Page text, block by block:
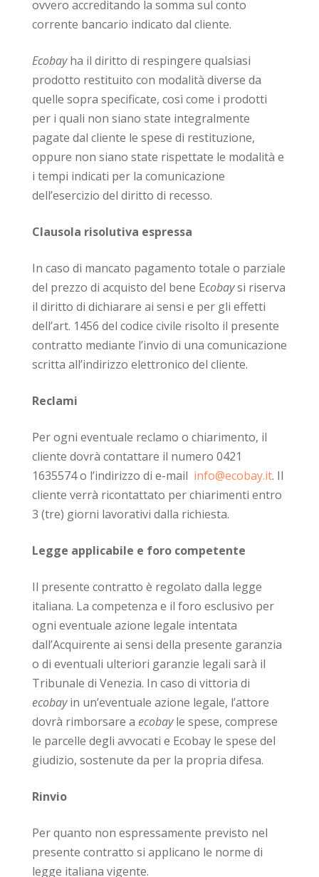
ovvero accreditando la somma sul conto
corrente bancario indicato dal cliente.
Ecobayha il diritto di respingere qualsiasi
prodotto restituito con modalità diverse da
quelle sopra specificate, così come i prodotti
per i quali non siano state integralmente
pagate dal cliente le spese di restituzione,
oppure non siano state rispettate le modalità e
i tempi indicati per la comunicazione
dell’esercizio del diritto di recesso.
Clausola risolutiva espressa
In caso di mancato pagamento totale o parziale
del prezzo di acquisto del bene Ecobaysi riserva
il diritto di dichiarare ai sensi e per gli effetti
dell’art. 1456 del codice civile risolto il presente
contratto mediante l’invio di una comunicazione
scritta all’indirizzo elettronico del cliente.
Reclami
Per ogni eventuale reclamo o chiarimento, il
cliente dovrà contattare il numero 0421
1635574 o l’indirizzo di e-mail info@ecobay.it. Il
cliente verrà ricontattato per chiarimenti entro
3 (tre) giorni lavorativi dalla richiesta.
Legge applicabile e foro competente
Il presente contratto è regolato dalla legge
italiana. La competenza e il foro esclusivo per
ogni eventuale azione legale intentata
dall’Acquirente ai sensi della presente garanzia
o di eventuali ulteriori garanzie legali sarà il
Tribunale di Venezia. In caso di vittoria di
ecobayin un’eventuale azione legale, l’attore
dovrà rimborsare a ecobayle spese, comprese
le parcelle degli avvocati e Ecobay le spese del
giudizio, sostenute da per la propria difesa.
Rinvio
Per quanto non espressamente previsto nel
presente contratto si applicano le norme di
legge italiana vigente.